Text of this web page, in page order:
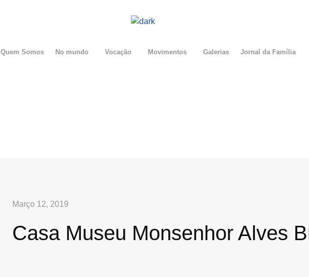
Quem Somos No mundo Vocação Movimentos Galerias Jornal da Família
Março 12, 2019
Casa Museu Monsenhor Alves